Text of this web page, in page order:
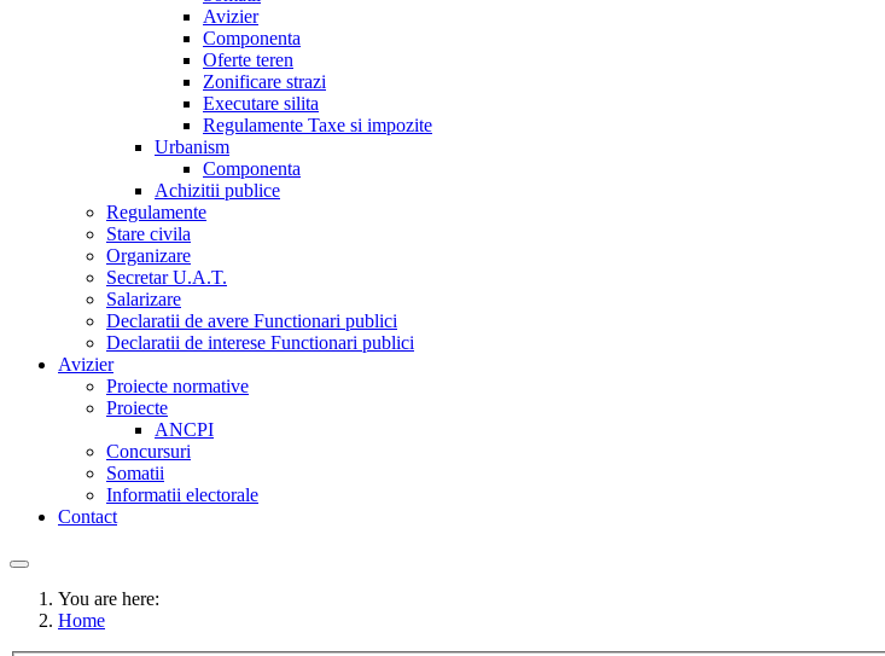
Avizier
Componenta
Oferte teren
Zonificare strazi
Executare silita
Regulamente Taxe si impozite
Urbanism
Componenta
Achizitii publice
Regulamente
Stare civila
Organizare
Secretar U.A.T.
Salarizare
Declaratii de avere Functionari publici
Declaratii de interese Functionari publici
Avizier
Proiecte normative
Proiecte
ANCPI
Concursuri
Somatii
Informatii electorale
Contact
You are here:
Home